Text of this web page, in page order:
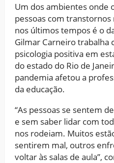
Um dos ambientes onde
pessoas com
nos últimos tempos é o
Gilmar Carneiro trabalha
psicologia positiva em
do estado do Rio de
pandemia afetou a
da educação.
“As pessoas se sentem
e sem saber lidar com
nos rodeiam. Muitos
sentirem mal, outros
voltar às salas de aula”,